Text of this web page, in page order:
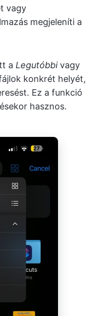
vagy
megjeleníti a
a Legutóbbivagy
konkrét helyét,
Ez a funkció
hasznos.